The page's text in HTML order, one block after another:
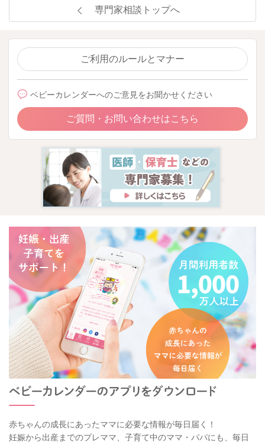
専門家相談トップへ
ご利用のルールとマナー
ベビーカレンダーへのご意見をお聞かせください
ご質問・お問い合わせはこちら
赤ちゃんの成長にあったママに必要な情報が毎日届く！
妊娠から出産までのプレママ、子育て中のママ・パパにも、毎日